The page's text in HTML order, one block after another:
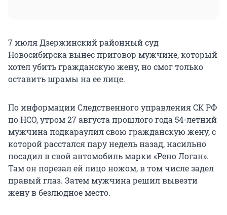
7 июля Дзержинский районный суд
Новосибирска вынес приговор мужчине, который
хотел убить гражданскую жену, но смог только
оставить шрамы на ее лице.
По информации Следственного управления СК РФ
по НСО, утром 27 августа прошлого года 54-летний
мужчина подкараулил свою гражданскую жену, с
которой расстался пару недель назад, насильно
посадил в свой автомобиль марки «Рено Логан».
Там он порезал ей лицо ножом, в том числе задел
правый глаз. Затем мужчина решил вывезти
жену в безлюдное место.